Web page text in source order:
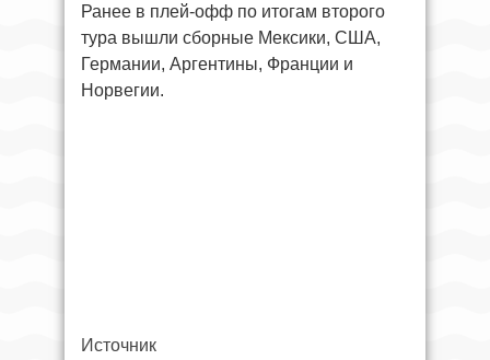
Ранее в плей-офф по итогам второго
тура вышли сборные Мексики, США,
Германии, Аргентины, Франции и
Норвегии.
Источник